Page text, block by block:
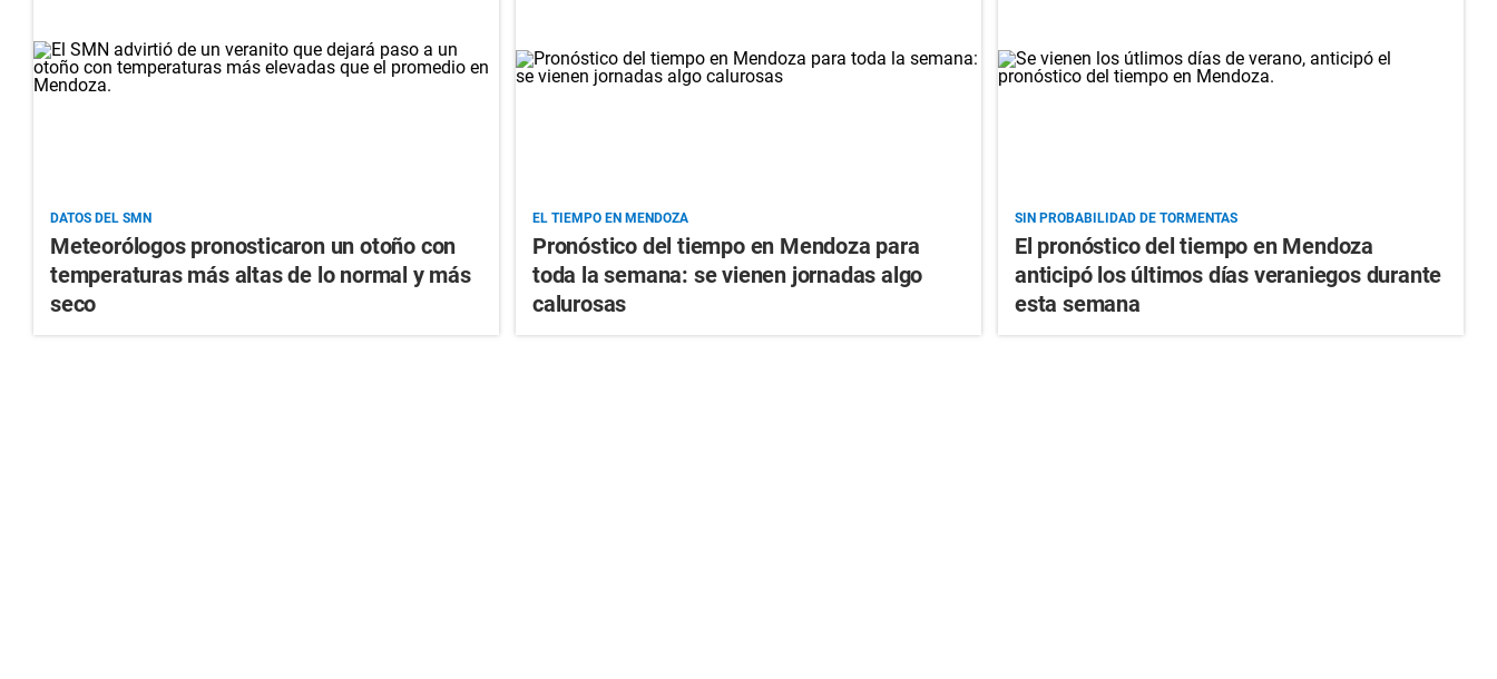
DATOS DEL SMN
Meteorólogos pronosticaron un otoño con
temperaturas más altas de lo normal y más
seco
EL TIEMPO EN MENDOZA
Pronóstico del tiempo en Mendoza para
toda la semana: se vienen jornadas algo
calurosas
SIN PROBABILIDAD DE TORMENTAS
El pronóstico del tiempo en Mendoza
anticipó los últimos días veraniegos durante
esta semana